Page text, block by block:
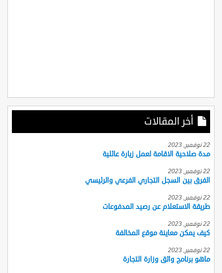
أخر المقالات
22 نوفمبر, 2023
مدة صلاحية الاقامة لعمل زيارة عائلية
22 نوفمبر, 2023
الفرق بين السجل التجاري الفرعي والرئيسي
22 نوفمبر, 2023
طريقة الاستعلام عن رصيد المدفوعات
22 نوفمبر, 2023
كيف يمكن معاينة موقع المخالفة
22 نوفمبر, 2023
ماهو برنامج واثق وزارة التجارة